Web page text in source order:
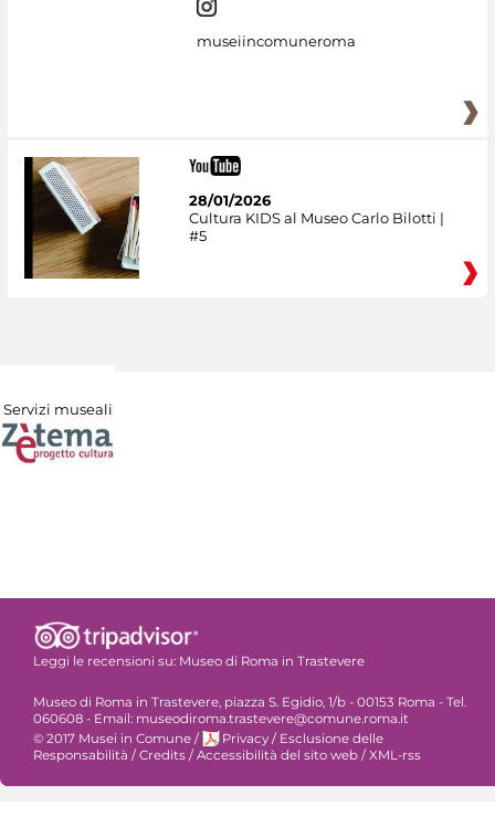
museiincomuneroma
28/01/2026
Cultura KIDS al Museo Carlo Bilotti |
#5
Servizi museali
Leggi le recensioni su: Museo di Roma in Trastevere
Museo di Roma in Trastevere, piazza S. Egidio, 1/b - 00153 Roma - Tel.
060608 - Email: museodiroma.trastevere@comune.roma.it
© 2017 Musei in Comune / Privacy / Esclusione delle
Responsabilità /Credits /Accessibilità del sito web /XML-rss